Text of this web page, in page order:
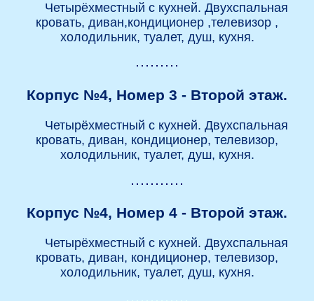
Четырёхместный с кухней. Двухспальная
кровать, диван,кондиционер ,телевизор ,
холодильник, туалет, душ, кухня.
Корпус №4, Номер 3 - Второй этаж.
Четырёхместный с кухней. Двухспальная
кровать, диван, кондиционер, телевизор,
холодильник, туалет, душ, кухня.
Корпус №4, Номер 4 - Второй этаж.
Четырёхместный с кухней. Двухспальная
кровать, диван, кондиционер, телевизор,
холодильник, туалет, душ, кухня.